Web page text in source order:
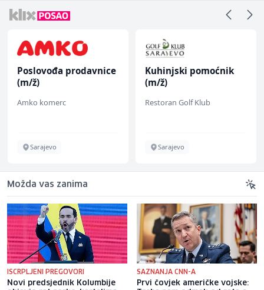
Poslovođa prodavnice
(m/ž)
Amko komerc
Sarajevo
Kuhinjski pomoćnik
(m/ž)
Restoran Golf Klub
Sarajevo
Možda vas zanima
ISCRPLJENI PREGOVORI
Novi predsjednik Kolumbije
SAZNANJA CNN-A
Prvi čovjek američke vojske: